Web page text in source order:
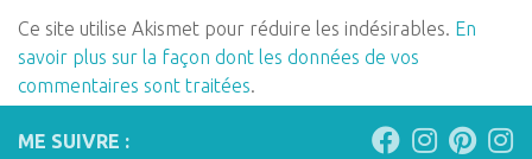
Ce site utilise Akismet pour réduire les indésirables. En
savoir plus sur la façon dont les données de vos
commentaires sont traitées.
ME SUIVRE :